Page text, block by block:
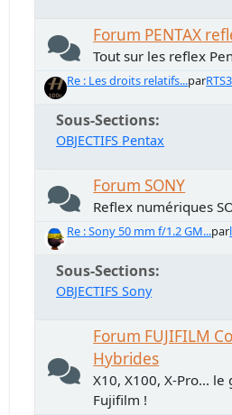
Forum PENTAX
Tout sur les reflex
Re : Les droits relatifs...parRTS3
Sous-Sections
OBJECTIFS Pentax
Forum SONY
Reflex numériques
Re : Sony 50 mm f/1.2 GM...par
Sous-Sections
OBJECTIFS Sony
Forum FUJIFILM
Hybrides
X10, X100, X-Pro...
Fujifilm !